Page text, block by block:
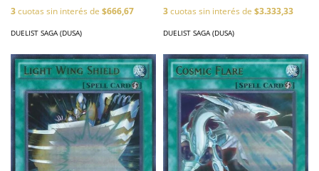
3cuotas sin interés de $666,67
DUELIST SAGA (DUSA)
3cuotas sin interés de $3.333,33
DUELIST SAGA (DUSA)